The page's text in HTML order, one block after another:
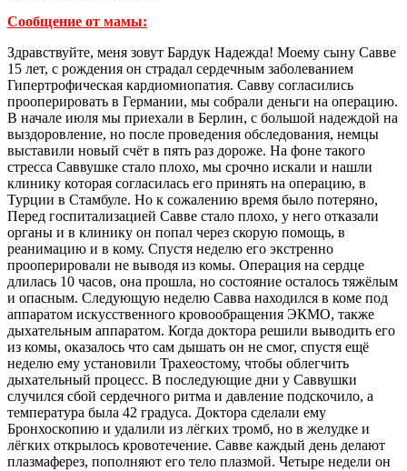
Сообщение от мамы:
Здравствуйте, меня зовут Бардук Надежда! Моему сыну Савве
15 лет, с рождения он страдал сердечным заболеванием
Гипертрофическая кардиомиопатия. Савву согласились
прооперировать в Германии, мы собрали деньги на операцию.
В начале июля мы приехали в Берлин, с большой надеждой на
выздоровление, но после проведения обследования, немцы
выставили новый счёт в пять раз дороже. На фоне такого
стресса Саввушке стало плохо, мы срочно искали и нашли
клинику которая согласилась его принять на операцию, в
Турции в Стамбуле. Но к сожалению время было потеряно,
Перед госпитализацией Савве стало плохо, у него отказали
органы и в клинику он попал через скорую помощь, в
реанимацию и в кому. Спустя неделю его экстренно
прооперировали не выводя из комы. Операция на сердце
длилась 10 часов, она прошла, но состояние осталось тяжёлым
и опасным. Следующую неделю Савва находился в коме под
аппаратом искусственного кровообращения ЭКМО, также
дыхательным аппаратом. Когда доктора решили выводить его
из комы, оказалось что сам дышать он не смог, спустя ещё
неделю ему установили Трахеостому, чтобы облегчить
дыхательный процесс. В последующие дни у Саввушки
случился сбой сердечного ритма и давление подскочило, а
температура была 42 градуса. Доктора сделали ему
Бронхоскопию и удалили из лёгких тромб, но в желудке и
лёгких открылось кровотечение. Савве каждый день делают
плазмаферез, пополняют его тело плазмой. Четыре недели он